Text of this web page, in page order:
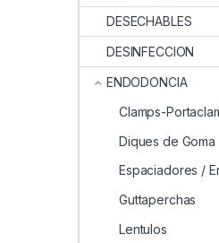
DESECHABLES
DESINFECCION
ENDODONCIA
Clamps-
Diques de Goma
Espaciadores /
Guttaperchas
Lentulos